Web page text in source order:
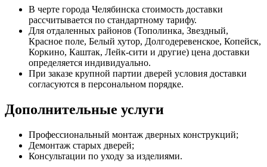
В черте города Челябинска стоимость доставки
рассчитывается по стандартному тарифу.
Для отдаленных районов (Тополинка, Звездный,
Красное поле, Белый хутор, Долгодеревенское, Копейск,
Коркино, Каштак, Лейк-сити и другие) цена доставки
определяется индивидуально.
При заказе крупной партии дверей условия доставки
согласуются в персональном порядке.
Дополнительные услуги
Профессиональный монтаж дверных конструкций;
Демонтаж старых дверей;
Консультации по уходу за изделиями.